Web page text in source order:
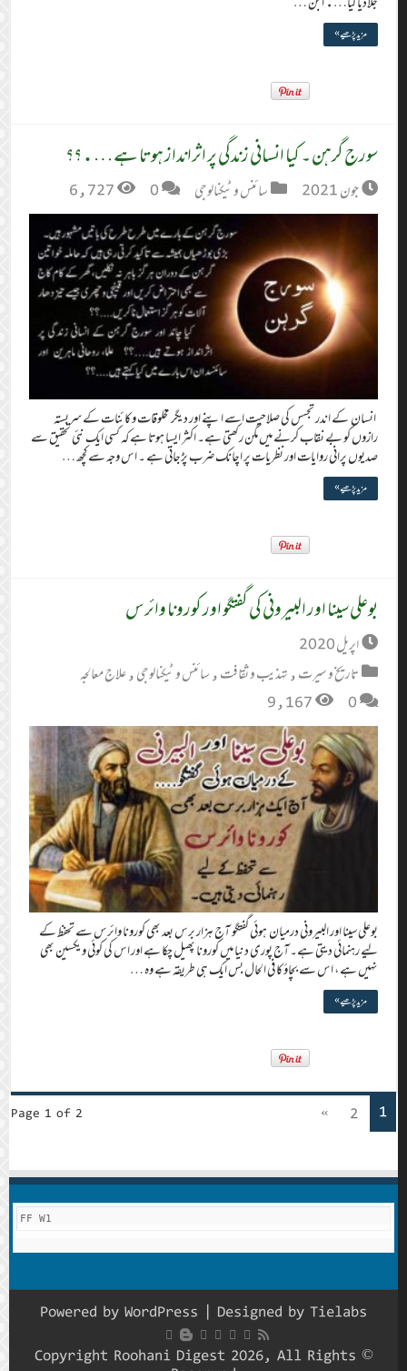
مزید پڑھیے »
سورج گرہن ۔ کیا انسانی زندگی پر اثرانداز ہوتا ہے….؟؟
جون 2021 سائنس و ٹیکنالوجی 0
6,727
انسان کے اندر تجسس کی صلاحیت اسے اپنے اور دیگر مخلوقات و کائنات کے سربستہ
رازوں کو بے نقاب کرنے میں مگن رکھتی ہے۔ اکثر ایسا ہوتا ہے کہ کسی ایک نئی تحقیق سے
صدیوں پرانی روایات اور نظریات پر اچانک ضرب پڑجاتی ہے ۔ اس وجہ سے کچھ …
مزید پڑھیے »
بوعلی سینا اور البیرونی کی گفتگو اور کورونا وائرس
اپریل 2020
تاریخ و سیرت,تہذیب و ثقافت,سائنس و ٹیکنالوجی,علاج معالجہ
0
9,167
بوعلی سینا اور البیرونی درمیان ہوئی گفتگو آج ہزار برس بعد بھی کورونا وائرس سے تحفظ کے
لیے رہنمائی دیتی ہے۔ آج پوری دنیا میں کورونا پھیل چکا ہے اور اس کی کوئی ویکسین بھی
نہیں ہے ، اس سے بچاؤ کا فی الحال بس ایک ہی طریقہ ہے وہ …
مزید پڑھیے »
Page 1 of 2 1
2
»
FF W1
Powered by WordPress | Designed by Tielabs
© Copyright Roohani Digest 2026, All Rights